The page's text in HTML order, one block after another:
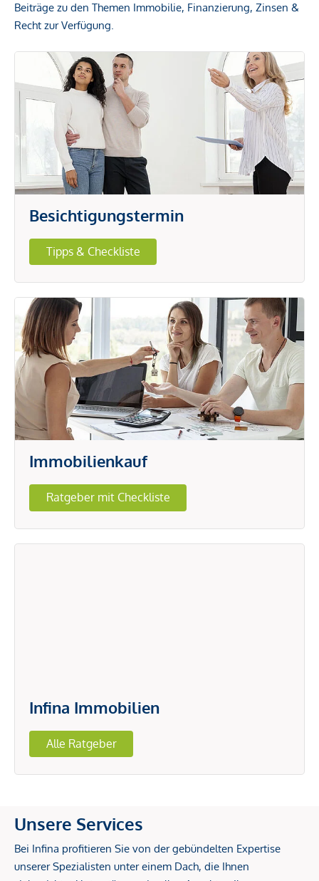
Beiträge zu den Themen Immobilie, Finanzierung, Zinsen &
Recht zur Verfügung.
Besichtigungstermin
Tipps & Checkliste
Immobilienkauf
Ratgeber mit Checkliste
Infina Immobilien
Alle Ratgeber
Unsere Services
Bei Infina profitieren Sie von der gebündelten Expertise
unserer Spezialisten unter einem Dach, die Ihnen